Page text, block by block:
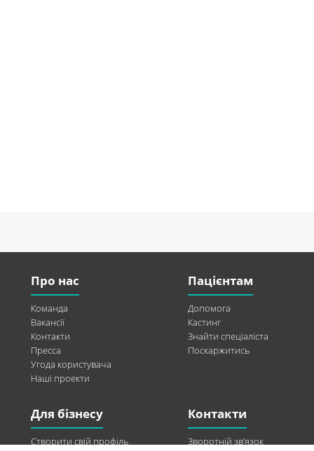
Про нас
Команда
Вакансії
Контакти
Пресса
Угода користувача
Наші проекти
Пацієнтам
Допомога
Кастинг
Знайти спеціаліста
Поскаржитись
Для бізнесу
Створити свій профіль
Контакти
Зворотній зв’язок